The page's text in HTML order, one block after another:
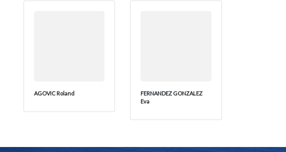
AGOVIC Roland
FERNANDEZ GONZALEZ
Eva